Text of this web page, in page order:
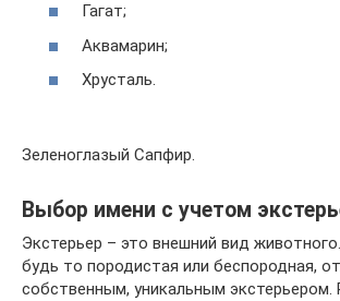
Гагат;
Аквамарин;
Хрусталь.
Зеленоглазый Сапфир.
Выбор имени с учетом
Экстерьер – это внешний вид
будь то породистая или беспородная,
собственным, уникальным экстерьером.